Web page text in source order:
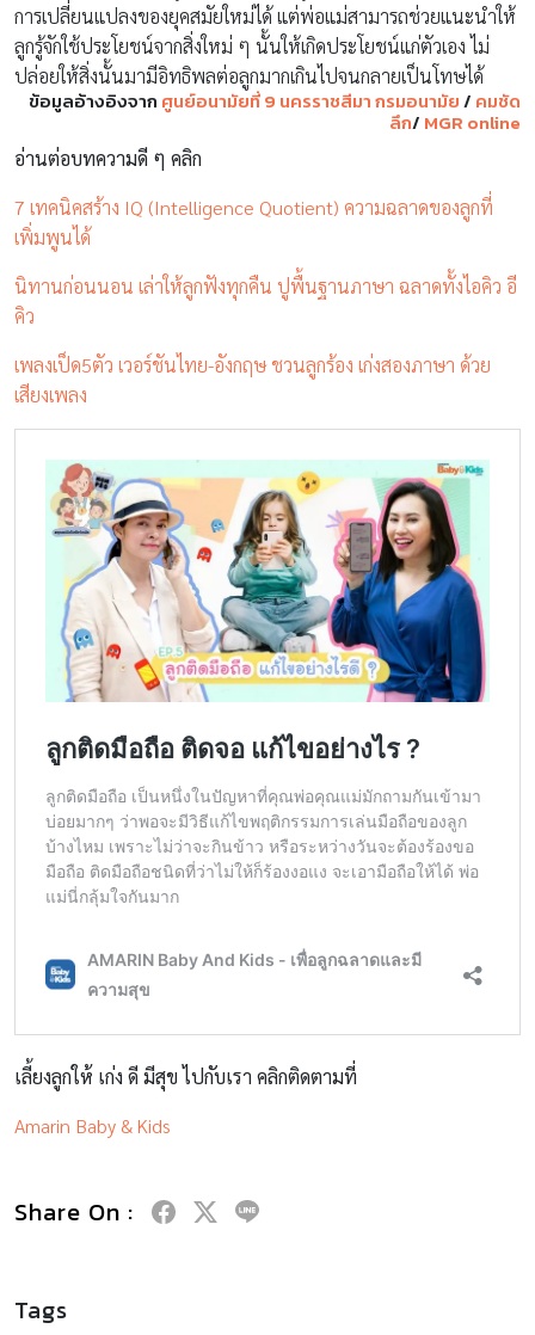
การเปลี่ยนแปลงของยุคสมัยใหม่ได้ แต่พ่อแม่สามารถช่วยแนะนำให้
ลูกรู้จักใช้ประโยชน์จากสิ่งใหม่ ๆ นั้นให้เกิดประโยชน์แก่ตัวเอง ไม่
ปล่อยให้สิ่งนั้นมามีอิทธิพลต่อลูกมากเกินไปจนกลายเป็นโทษได้
ข้อมูลอ้างอิงจาก ศูนย์อนามัยที่ 9 นครราชสีมา กรมอนามัย/ คมชัด
ลึก/ MGR online
อ่านต่อบทความดี ๆ คลิก
7 เทคนิคสร้าง IQ (Intelligence Quotient) ความฉลาดของลูกที่
เพิ่มพูนได้
นิทานก่อนนอน เล่าให้ลูกฟังทุกคืน ปูพื้นฐานภาษา ฉลาดทั้งไอคิว อี
คิว
เพลงเป็ด5ตัว เวอร์ชันไทย-อังกฤษ ชวนลูกร้อง เก่งสองภาษา ด้วย
เสียงเพลง
เลี้ยงลูกให้ เก่ง ดี มีสุข ไปกับเรา คลิกติดตามที่
Amarin Baby & Kids
Share On :
Tags